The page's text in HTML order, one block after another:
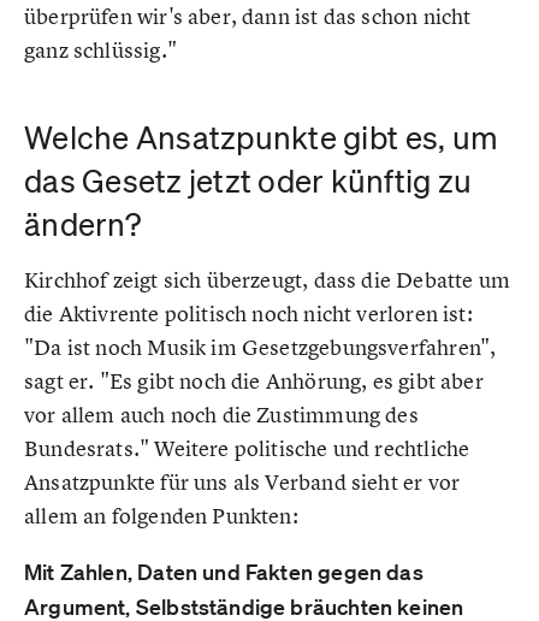
überprüfen wir's aber, dann ist das schon nicht
ganz schlüssig."
Welche Ansatzpunkte gibt es, um
das Gesetz jetzt oder künftig zu
ändern?
Kirchhof zeigt sich überzeugt, dass die Debatte um
die Aktivrente politisch noch nicht verloren ist:
"Da ist noch Musik im Gesetzgebungsverfahren",
sagt er. "Es gibt noch die Anhörung, es gibt aber
vor allem auch noch die Zustimmung des
Bundesrats." Weitere politische und rechtliche
Ansatzpunkte für uns als Verband sieht er vor
allem an folgenden Punkten:
Mit Zahlen, Daten und Fakten gegen das
Argument, Selbstständige bräuchten keinen